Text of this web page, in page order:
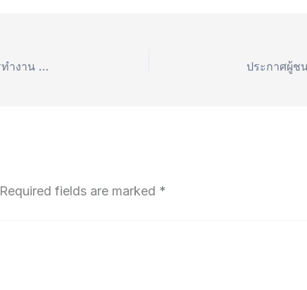
พระราชบัญญัติความปลอดภัย และสภาพแวดล้อมในการทำงาน พ.ศ. 2554
Required fields are marked *